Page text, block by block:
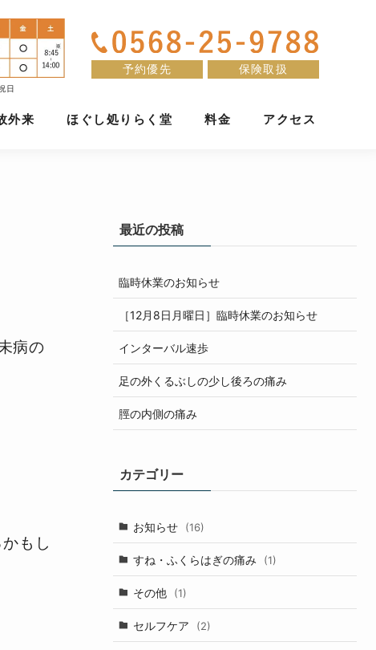
日
予約優先 保険取扱
外来 ほぐし処りらく堂 料金 アクセス
病の
もし
最近の投稿
臨時休業のお知らせ
［12月8日月曜日］臨時休業のお知らせ
インターバル速歩
足の外くるぶしの少し後ろの痛み
脛の内側の痛み
カテゴリー
お知らせ (16)
すね・ふくらはぎの痛み (1)
その他 (1)
セルフケア (2)